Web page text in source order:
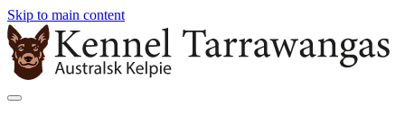
Skip to main content